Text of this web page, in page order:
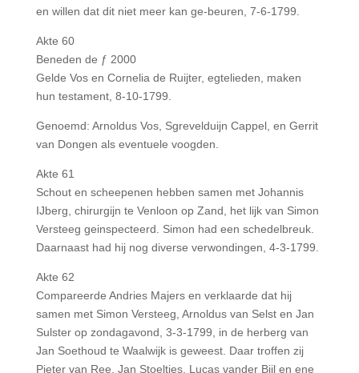
en willen dat dit niet meer kan ge-beuren, 7-6-1799.
Akte 60
Beneden de ƒ 2000
Gelde Vos en Cornelia de Ruijter, egtelieden, maken
hun testament, 8-10-1799.
Genoemd: Arnoldus Vos, Sgrevelduijn Cappel, en Gerrit
van Dongen als eventuele voogden.
Akte 61
Schout en scheepenen hebben samen met Johannis
IJberg, chirurgijn te Venloon op Zand, het lijk van Simon
Versteeg geinspecteerd. Simon had een schedelbreuk.
Daarnaast had hij nog diverse verwondingen, 4-3-1799.
Akte 62
Compareerde Andries Majers en verklaarde dat hij
samen met Simon Versteeg, Arnoldus van Selst en Jan
Sulster op zondagavond, 3-3-1799, in de herberg van
Jan Soethoud te Waalwijk is geweest. Daar troffen zij
Pieter van Ree, Jan Stoelties, Lucas vander Bijl en ene